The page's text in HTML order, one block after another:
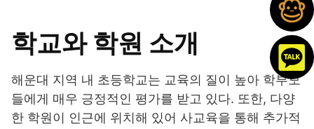
학교와 학원 소개
해운대 지역 내 초등학교는 교육의 질이 높아 학부모
들에게 매우 긍정적인 평가를 받고 있다. 또한, 다양
한 학원이 인근에 위치해 있어 사교육을 통해 추가적